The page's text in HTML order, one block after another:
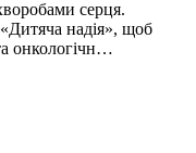
серця.
надія», щоб
онкологічн…